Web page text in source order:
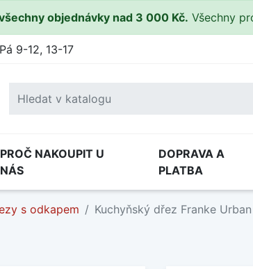
objednávky nad 3 000 Kč. Všechny
9-12, 13-17
PROČ NAKOUPIT U
NÁS
DOPRAVA A
PLATBA
s odkapem Kuchyňský dřez Franke